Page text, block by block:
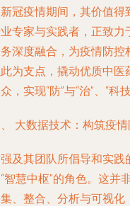
冠疫情期间，其价值
专家与实践者，正致
深度融合，为疫情防控
为支点，撬动优质中
，实现“防”与“治”、“科
大数据技术：构筑疫情
及其团队所倡导和实
智慧中枢”的角色。这并
、整合、分析与可视